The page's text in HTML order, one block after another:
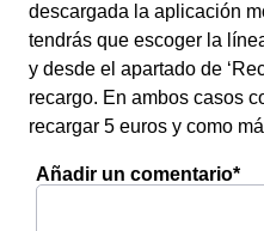
descargada la aplicación
tendrás que escoger la
y desde el apartado de
recargo. En ambos casos
recargar 5 euros y como
Añadir un comentario*